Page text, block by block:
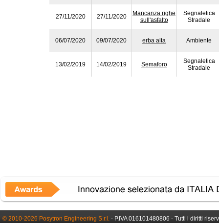
27/11/2020 27/11/2020
Mancanza righe
sull'asfalto
Segnaletica
Stradale
06/07/2020 09/07/2020 erba alta Ambiente
13/02/2019 14/02/2019 Semaforo
Segnaletica
Stradale
© 2010-2026 Posytron Engineering S.r.l. - P.IVA 016101480806 - Tutti i diritti